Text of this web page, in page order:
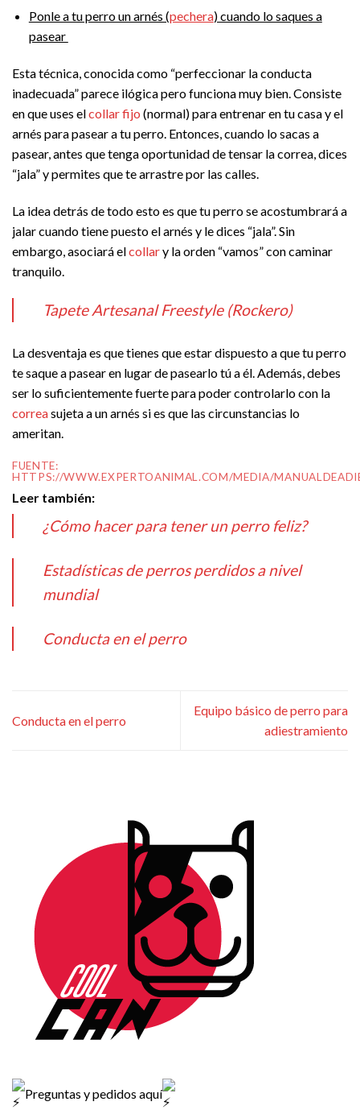
Ponle a tu perro un arnés (pechera) cuando lo saques a
pasear
Esta técnica, conocida como “perfeccionar la conducta
inadecuada” parece ilógica pero funciona muy bien. Consiste
en que uses elcollar fijo (normal) para entrenar en tu casa y el
arnés para pasear a tu perro. Entonces, cuando lo sacas a
pasear, antes que tenga oportunidad de tensar la correa, dices
“jala” y permites que te arrastre por las calles.
La idea detrás de todo esto es que tu perro se acostumbrará a
jalar cuando tiene puesto el arnés y le dices “jala”. Sin
embargo, asociará elcollary la orden “vamos” con caminar
tranquilo.
Tapete Artesanal Freestyle (Rockero)
La desventaja es que tienes que estar dispuesto a que tu perro
te saque a pasear en lugar de pasearlo tú a él. Además, debes
ser lo suficientemente fuerte para poder controlarlo con la
correasujeta a un arnés si es que las circunstancias lo
ameritan.
FUENTE:
HTTPS://WWW.EXPERTOANIMAL.COM/MEDIA/
Leer también:
¿Cómo hacer para tener un perro feliz?
Estadísticas de perros perdidos a nivel
mundial
Conducta en el perro
Conducta en el perro
Equipo básico de perro para
adiestramiento
Preguntas y pedidos aquí